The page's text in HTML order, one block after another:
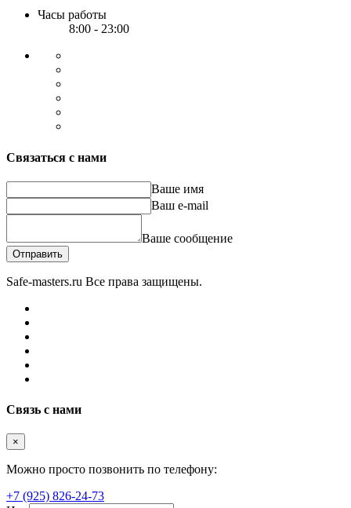
Часы работы
8:00 - 23:00
Связаться с нами
Ваше имя
Ваш e-mail
Ваше сообщение
Отправить
Safe-masters.ru Все права защищены.
Связь с нами
×
Можно просто позвонить по телефону:
+7 (925) 826-24-73